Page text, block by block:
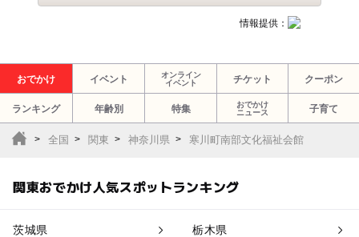
情報提供：
おでかけ イベント
オンライン
イベント
チケット クーポン
ランキング 年齢別 特集
おでかけ
ニュース
子育て
全国 関東 神奈川県 寒川町南部文化福祉会館
関東おでかけ人気スポットランキング
茨城県 栃木県